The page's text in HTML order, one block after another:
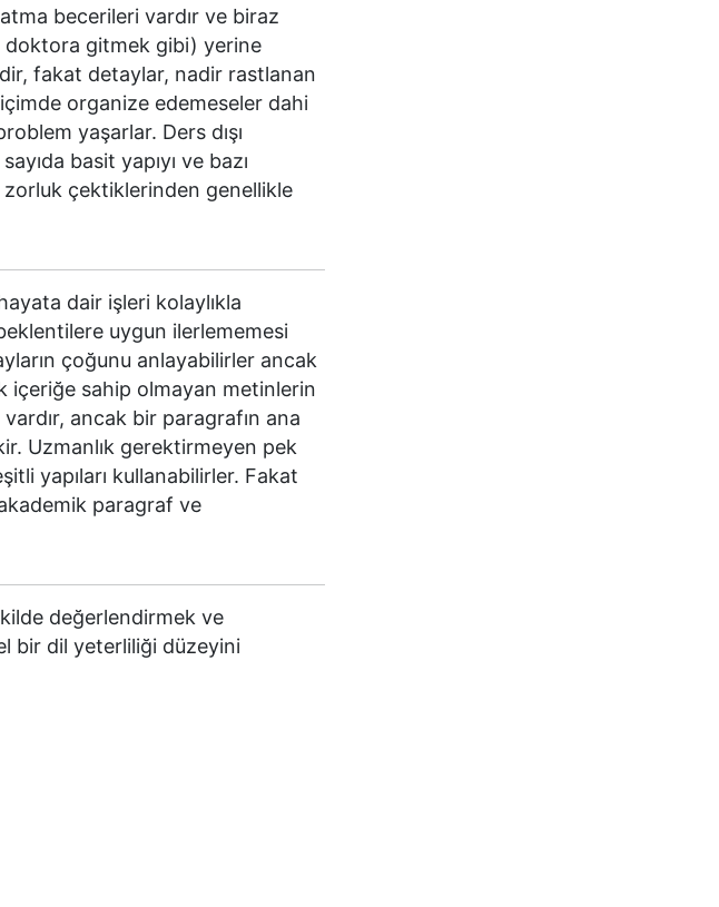
becerileri vardır ve biraz
doktora gitmek gibi) yerine
fakat detaylar, nadir rastlanan
organize edemeseler dahi
yaşarlar. Ders dışı
basit yapıyı ve bazı
zorluk çektiklerinden genellikle
dair işleri kolaylıkla
uygun ilerlememesi
çoğunu anlayabilirler ancak
içeriğe sahip olmayan metinlerin
ancak bir paragrafın ana
Uzmanlık gerektirmeyen pek
yapıları kullanabilirler. Fakat
paragraf ve
değerlendirmek ve
bir dil yeterliliği düzeyini